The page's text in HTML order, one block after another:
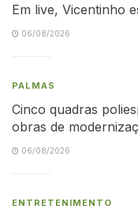
Em live, Vicentinho
06/08/2026
PALMAS
Cinco quadras
obras de
06/08/2026
ENTRETENIMENTO